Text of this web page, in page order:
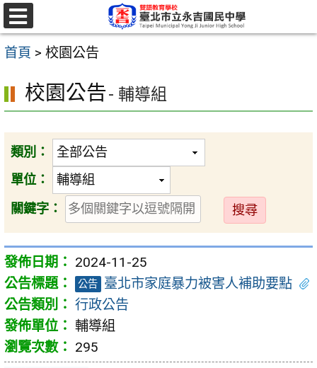
跳
至
主
容
區
選
單
首頁 > 校園公告
校園公告- 輔導組
類別：
單位：
關鍵字：
送
出
2024-11-25
公告 臺北市家庭暴力被害人補助要點
行政公告
輔導組
295